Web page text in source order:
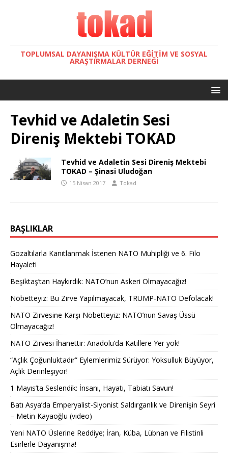
TOPLUMSAL DAYANIŞMA KÜLTÜR EĞITIM VE SOSYAL
ARAŞTIRMALAR DERNEĞI
Tevhid ve Adaletin Sesi
Direniş Mektebi TOKAD
Tevhid ve Adaletin Sesi Direniş Mektebi
TOKAD – Şinasi Uludoğan
15 Nisan 2017 Tokad
BAŞLIKLAR
Gözaltılarla Kanıtlanmak İstenen NATO Muhipliği ve 6. Filo
Hayaleti
Beşiktaş’tan Haykırdık: NATO’nun Askeri Olmayacağız!
Nöbetteyiz: Bu Zirve Yapılmayacak, TRUMP-NATO Defolacak!
NATO Zirvesine Karşı Nöbetteyiz: NATO’nun Savaş Üssü
Olmayacağız!
NATO Zirvesi İhanettir: Anadolu’da Katillere Yer yok!
“Açlık Çoğunluktadır” Eylemlerimiz Sürüyor: Yoksulluk Büyüyor,
Açlık Derinleşiyor!
1 Mayıs’ta Seslendik: İnsanı, Hayatı, Tabiatı Savun!
Batı Asya’da Emperyalist-Siyonist Saldırganlık ve Direnişin Seyri
– Metin Kayaoğlu (video)
Yeni NATO Üslerine Reddiye; İran, Küba, Lübnan ve Filistinli
Esirlerle Dayanışma!